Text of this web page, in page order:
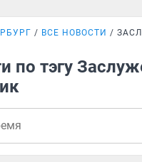
ВСЕ НОВОСТИ
по тэгу